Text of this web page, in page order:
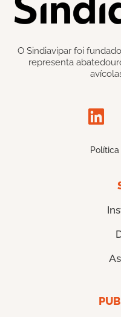
O Sindiavipar foi
representa